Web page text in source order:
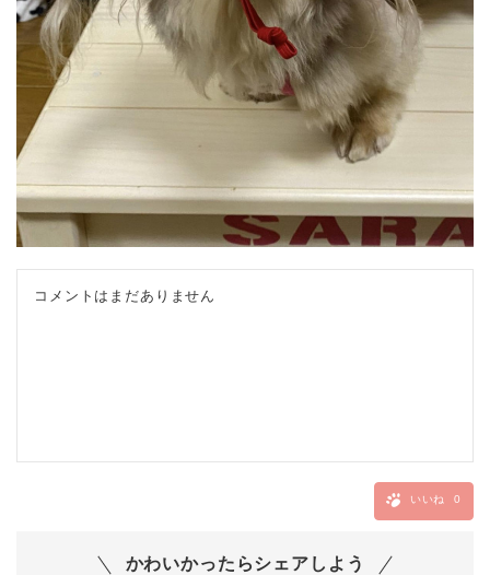
コメントはまだありません
いいね 0
かわいかったらシェアしよう